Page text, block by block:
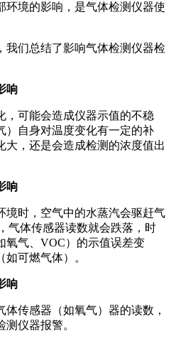
环境的影响，是气体检测仪器使
我们总结了影响气体检测仪器检
响
，可能会造成仪器示值的不稳
）自身对温度变化有一定的补
大，还是会造成检测的浓度值出
响
境时，空气中的水蒸汽会驱赶气
气体传感器读数就会跌落，时
氧气、VOC）的示值误差变
可燃气体）。
响
传感器（如氧气）器的读数，
仪器报警。